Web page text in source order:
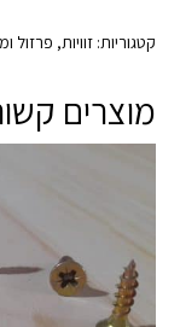
קטגוריות: זוויות, פרזול
מוצרים